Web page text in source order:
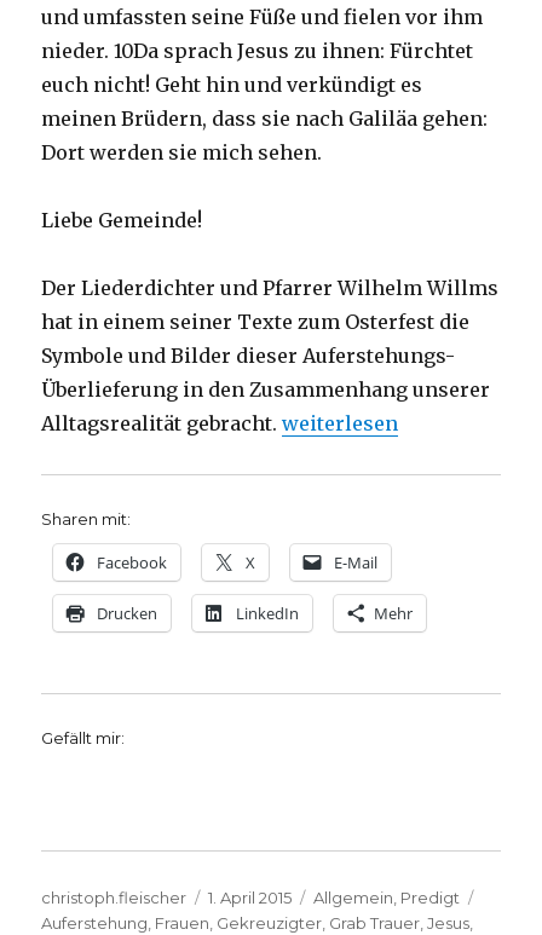
und umfassten seine Füße und fielen vor ihm
nieder. 10Da sprach Jesus zu ihnen: Fürchtet
euch nicht! Geht hin und verkündigt es
meinen Brüdern, dass sie nach Galiläa gehen:
Dort werden sie mich sehen.
Liebe Gemeinde!
Der Liederdichter und Pfarrer Wilhelm Willms
hat in einem seiner Texte zum Osterfest die
Symbole und Bilder dieser Auferstehungs-
Überlieferung in den Zusammenhang unserer
Alltagsrealität gebracht.„Predigt zur Osternacht
weiterlesen
Sharen mit:
Facebook X E-Mail
Drucken LinkedIn Mehr
Gefällt mir:
Autor
christoph.fleischer
Veröffentlicht
am
1. April 2015 Kategorien
Allgemein, Predigt
Auferstehung, Frauen, Gekreuzigter, Grab Trauer,Jesus,